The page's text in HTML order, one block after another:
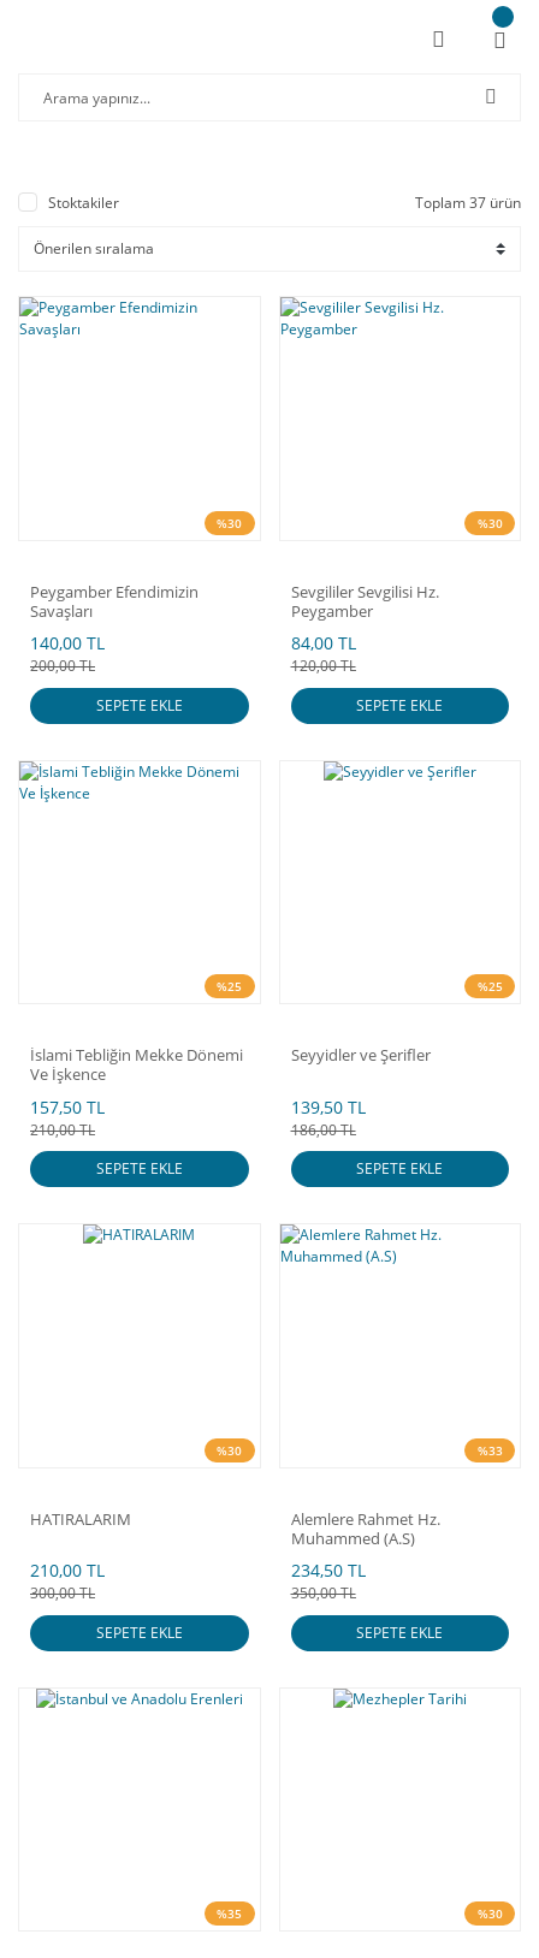
Stoktakiler Toplam 37 ürün
%30
Peygamber Efendimizin
Savaşları
140,00 TL
200,00 TL
SEPETE EKLE
%30
Sevgililer Sevgilisi Hz.
Peygamber
84,00 TL
120,00 TL
SEPETE EKLE
%25
İslami Tebliğin Mekke Dönemi
Ve İşkence
157,50 TL
210,00 TL
SEPETE EKLE
%25
Seyyidler ve Şerifler
139,50 TL
186,00 TL
SEPETE EKLE
%30
HATIRALARIM
210,00 TL
300,00 TL
SEPETE EKLE
%33
Alemlere Rahmet Hz.
Muhammed (A.S)
234,50 TL
350,00 TL
SEPETE EKLE
%35 %30